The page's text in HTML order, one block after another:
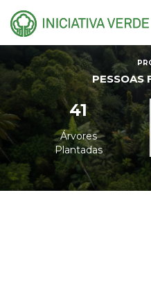
PESSOAS
41
Árvores
Plantadas